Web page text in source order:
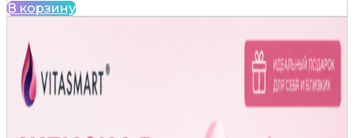
В корзину